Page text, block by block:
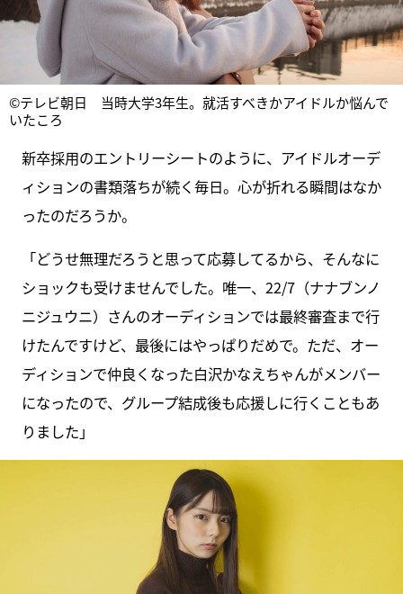
©テレビ朝日 当時大学3年生。就活すべきかアイドルか悩んで
いたころ
新卒採用のエントリーシートのように、アイドルオーデ
ィションの書類落ちが続く毎日。心が折れる瞬間はなか
ったのだろうか。
「どうせ無理だろうと思って応募してるから、そんなに
ショックも受けませんでした。唯一、22/7（ナナブンノ
ニジュウニ）さんのオーディションでは最終審査まで行
けたんですけど、最後にはやっぱりだめで。ただ、オー
ディションで仲良くなった白沢かなえちゃんがメンバー
になったので、グループ結成後も応援しに行くこともあ
りました」